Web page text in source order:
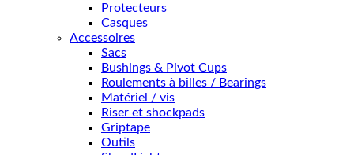
Protecteurs
Casques
Accessoires
Sacs
Bushings & Pivot Cups
Roulements à billes / Bearings
Matériel / vis
Riser et shockpads
Griptape
Outils